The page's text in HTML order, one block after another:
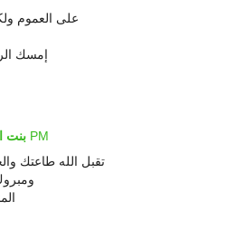
على العموم
إمسك
بنت 5/1/07 8:07 PM
تقبل الله طاعتك